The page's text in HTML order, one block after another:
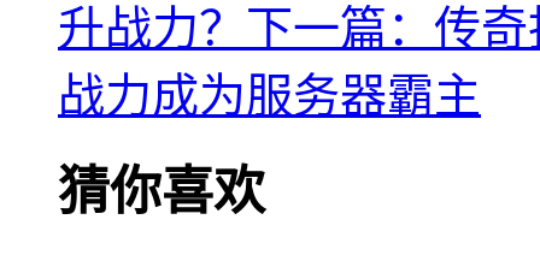
升战力？ 下一篇：传
战力成为服务器霸主
猜你喜欢